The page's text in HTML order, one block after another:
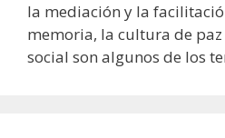
la mediación y la
memoria, la cultura de
social son algunos de los